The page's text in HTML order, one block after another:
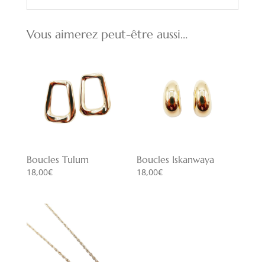
Vous aimerez peut-être aussi…
Boucles Tulum
18,00€
Boucles Iskanwaya
18,00€